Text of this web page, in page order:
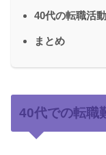
40代の転職活
まとめ
40代での転職